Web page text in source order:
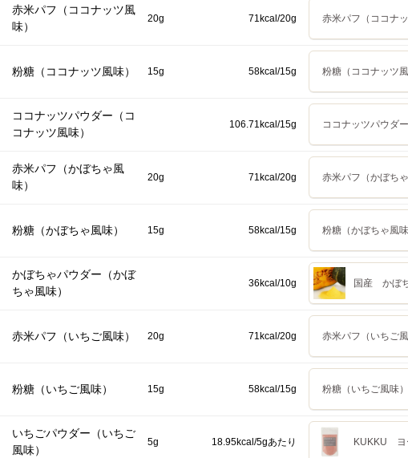
赤米パフ（ココナッツ風
味）
20g 71kcal/20g 赤米パフ（ココナッ
粉糖（ココナッツ風味） 15g 58kcal/15g 粉糖（ココナッツ風
ココナッツパウダー（コ
コナッツ風味）
106.71kcal/15g ココナッツパウダ
赤米パフ（かぼちゃ風
味）
20g 71kcal/20g 赤米パフ（かぼちゃ
粉糖（かぼちゃ風味） 15g 58kcal/15g 粉糖（かぼちゃ風味
かぼちゃパウダー（かぼ
ちゃ風味）
36kcal/10g 国産 かぼ
赤米パフ（いちご風味） 20g 71kcal/20g 赤米パフ（いちご風
粉糖（いちご風味） 15g 58kcal/15g 粉糖（いちご風味）
いちごパウダー（いちご
風味）
5g 18.95kcal/5gあたり KUKKU ヨ